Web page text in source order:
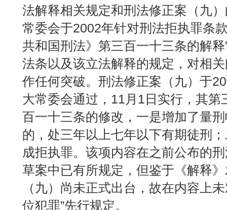
法解释相关规定和刑法修正案（九
常委会于2002年针对刑法拒执罪条
共和国刑法》第三百一十三条的解
法条以及该立法解释的规定，对相
作任何突破。刑法修正案（九）于
大常委会通过，11月1日实行，其第
百一十三条的修改，一是增加了量
的，处三年以上七年以下有期徒刑
成拒执罪。该项内容在之前公布的
草案中已有所规定，但鉴于《解释
（九）尚未正式出台，故在内容上
位犯罪”先行规定。